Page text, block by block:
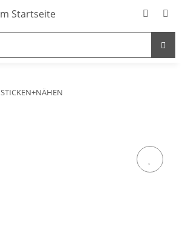
STICKEN+NÄHEN